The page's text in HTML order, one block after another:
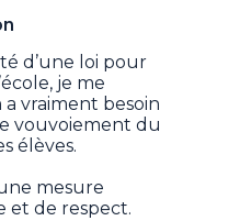
d’une loi pour
je me
a vraiment besoin
vouvoiement du
élèves.
mesure
et de respect.